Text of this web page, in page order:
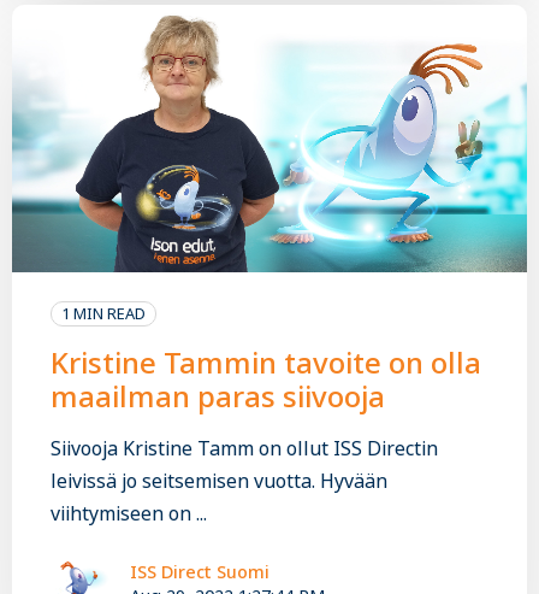
1 MIN READ
Kristine Tammin tavoite on olla
maailman paras siivooja
Siivooja Kristine Tamm on ollut ISS Directin
leivissä jo seitsemisen vuotta. Hyvään
viihtymiseen on ...
ISS Direct Suomi